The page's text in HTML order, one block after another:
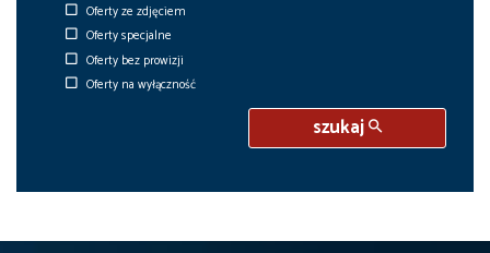
Oferty ze zdjęciem
Oferty specjalne
Oferty bez prowizji
Oferty na wyłączność
szukaj